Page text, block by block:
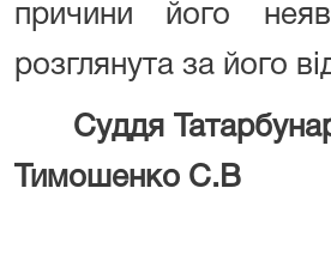
причини його
розглянута за його
Суддя
Тимошенко С.В